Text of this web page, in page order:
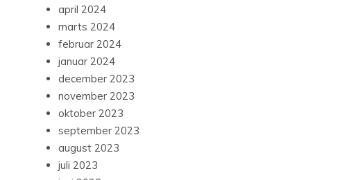
april 2024
marts 2024
februar 2024
januar 2024
december 2023
november 2023
oktober 2023
september 2023
august 2023
juli 2023